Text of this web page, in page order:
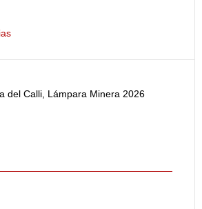
del Calli, Lámpara Minera 2026